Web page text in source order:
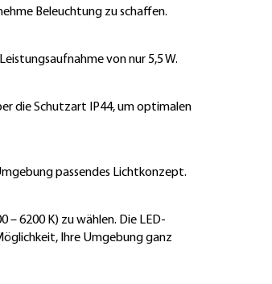
Beleuchtung zu schaffen.
von nur 5,5 W.
die Schutzart IP44, um optimalen
passendes Lichtkonzept.
6200 K) zu wählen. Die LED-
Ihre Umgebung ganz